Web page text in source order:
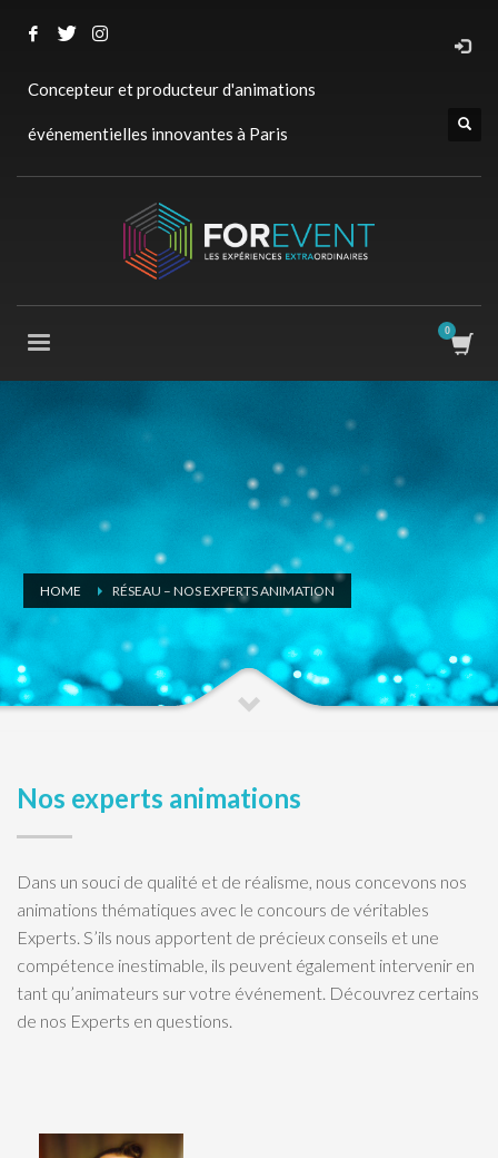
Concepteur et producteur d'animations
événementielles innovantes à Paris
HOME RÉSEAU – NOS EXPERTS ANIMATION
Nos experts animations
Dans un souci de qualité et de réalisme, nous concevons nos
animations thématiques avec le concours de véritables
Experts. S’ils nous apportent de précieux conseils et une
compétence inestimable, ils peuvent également intervenir en
tant qu’animateurs sur votre événement. Découvrez certains
de nos Experts en questions.